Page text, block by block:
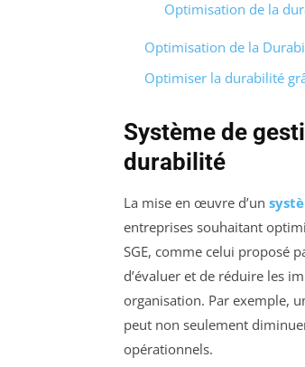
Optimisation de la
Optimisation de la
Optimiser la durabilité
Système de
durabilité
La mise en œuvre d’un
entreprises souhaitant
SGE, comme celui proposé
d’évaluer et de réduire les
organisation. Par exemple,
peut non seulement
opérationnels.